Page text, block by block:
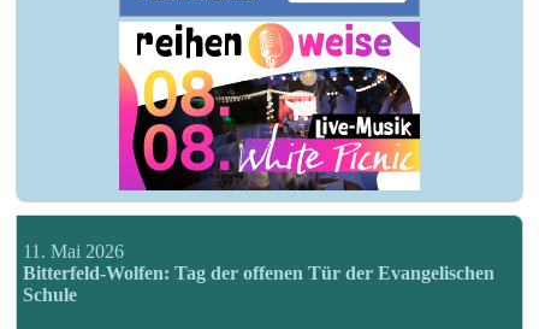
11. Mai 2026
Bitterfeld-Wolfen: Tag der offenen Tür der Evangelischen
Schule